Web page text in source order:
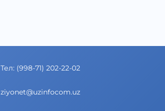
Тел: (998-71) 202-22-02
ziyonet@uzinfocom.uz